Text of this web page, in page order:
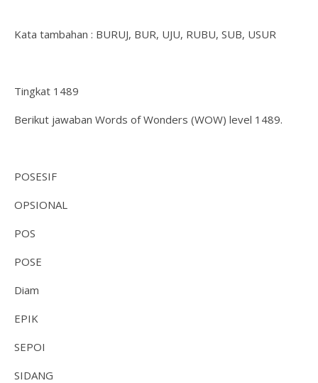
Kata tambahan : BURUJ, BUR, UJU, RUBU, SUB, USUR
Tingkat 1489
Berikut jawaban Words of Wonders (WOW) level 1489.
POSESIF
OPSIONAL
POS
POSE
Diam
EPIK
SEPOI
SIDANG